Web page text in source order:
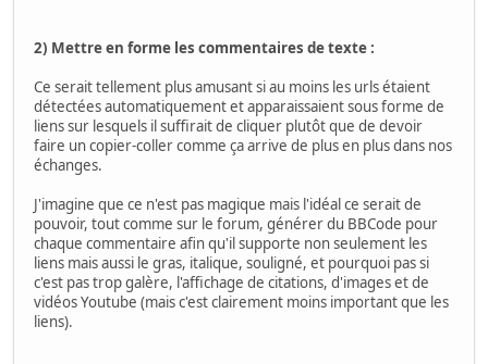
2) Mettre en forme les commentaires de texte :
Ce serait tellement plus amusant si au moins les urls étaient
détectées automatiquement et apparaissaient sous forme de
liens sur lesquels il suffirait de cliquer plutôt que de devoir
faire un copier-coller comme ça arrive de plus en plus dans nos
échanges.
J'imagine que ce n'est pas magique mais l'idéal ce serait de
pouvoir, tout comme sur le forum, générer du BBCode pour
chaque commentaire afin qu'il supporte non seulement les
liens mais aussi le gras, italique, souligné, et pourquoi pas si
c'est pas trop galère, l'affichage de citations, d'images et de
vidéos Youtube (mais c'est clairement moins important que les
liens).